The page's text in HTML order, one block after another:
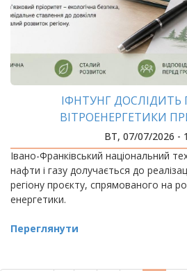
ІФНТУНГ ДОСЛІДИТЬ
ВІТРОЕНЕРГЕТИКИ
ВТ, 07/07/2026 -
Івано-Франківський національний
нафти і газу долучається до
регіону проєкту, спрямованого на
енергетики.
Переглянути